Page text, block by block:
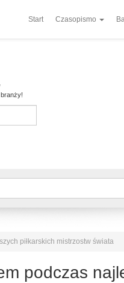
Start Czasopismo
piłkarskich mistrzostw świata
podczas